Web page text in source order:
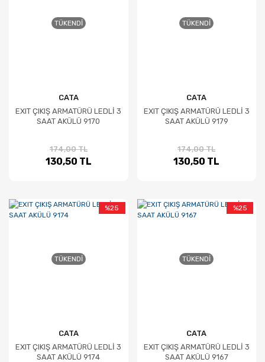
TÜKENDI
CATA
EXIT ÇIKIŞ ARMATÜRÜ LEDLİ 3
SAAT AKÜLÜ 9170
174,00 TL
130,50 TL
TÜKENDI
CATA
EXIT ÇIKIŞ ARMATÜRÜ LEDLİ 3
SAAT AKÜLÜ 9179
174,00 TL
130,50 TL
%25
TÜKENDI
CATA
EXIT ÇIKIŞ ARMATÜRÜ LEDLİ 3
SAAT AKÜLÜ 9174
%25
TÜKENDI
CATA
EXIT ÇIKIŞ ARMATÜRÜ LEDLİ 3
SAAT AKÜLÜ 9167